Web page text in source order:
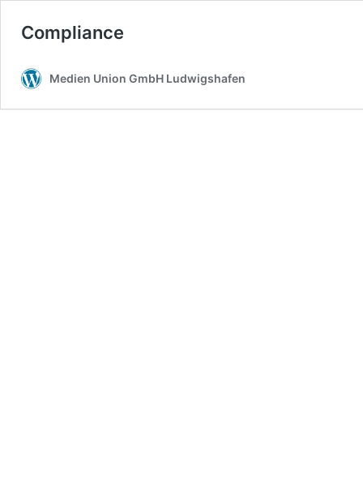
Compliance
Medien Union GmbH Ludwigshafen